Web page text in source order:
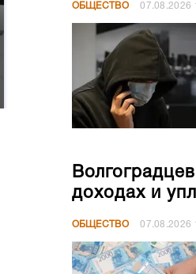
ОБЩЕСТВО 07.08.2026
доходах и
ОБЩЕСТВО 07.08.2026